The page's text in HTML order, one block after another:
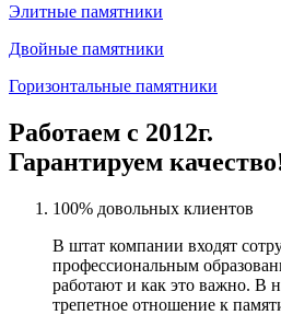
Элитные памятники
Двойные памятники
Горизонтальные памятники
Работаем с 2012г.
Гарантируем
100% довольных клиентов
В штат компании входят
профессиональным
работают и как это важно. В
трепетное отношение к